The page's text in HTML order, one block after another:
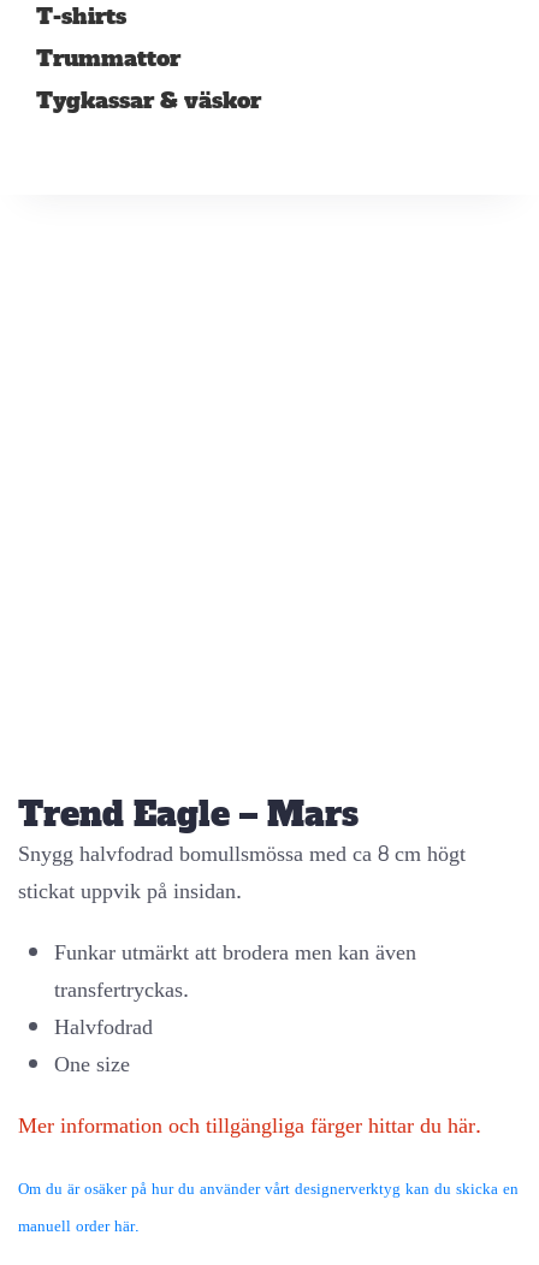
T-shirts
Trummattor
Tygkassar & väskor
Trend Eagle – Mars
Snygg halvfodrad bomullsmössa med ca 8 cm högt
stickat uppvik på insidan.
Funkar utmärkt att brodera men kan även
transfertryckas.
Halvfodrad
One size
Mer information och tillgängliga färger hittar du här.
Om du är osäker på hur du använder vårt designerverktyg kan du skicka en
manuell order här.